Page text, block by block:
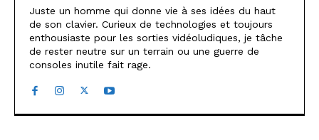
Juste un homme qui donne vie à ses idées du haut
de son clavier. Curieux de technologies et toujours
enthousiaste pour les sorties vidéoludiques, je tâche
de rester neutre sur un terrain ou une guerre de
consoles inutile fait rage.